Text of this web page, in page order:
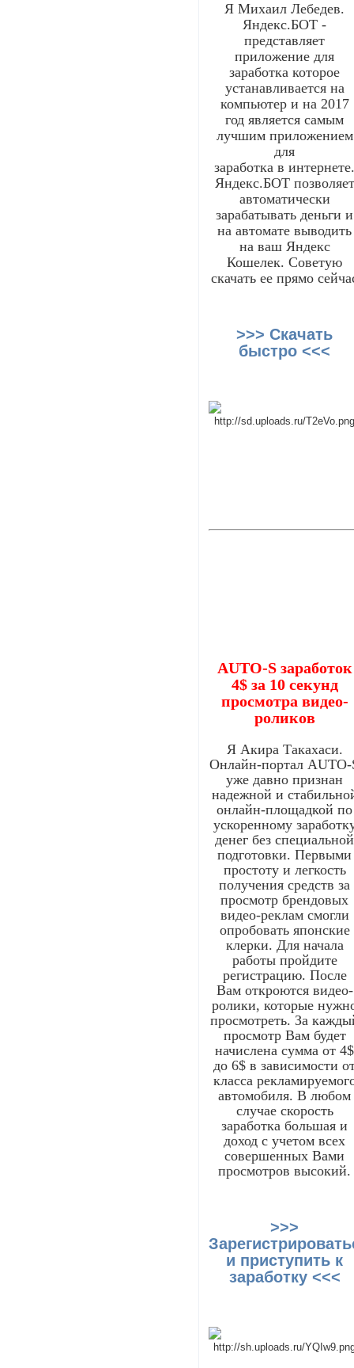
Я Михаил Лебедев.
Яндекс.БОТ -
представляет
приложение для
заработка которое
устанавливается на
компьютер и на 2017
год является самым
лучшим приложением
для
заработка в
Яндекс.БОТ позволяет
автоматически
зарабатывать деньги и
на автомате выводить
на ваш Яндекс
Кошелек. Советую
скачать ее прямо
>>> Скачать
быстро <<<
AUTO-S заработок
4$ за 10 секунд
просмотра видео-
роликов
Я Акира Такахаси.
Онлайн-портал AUTO-
уже давно признан
надежной и
онлайн-площадкой по
ускоренному
денег без специальной
подготовки. Первыми
простоту и легкость
получения средств за
просмотр брендовых
видео-реклам смогли
опробовать японские
клерки. Для начала
работы пройдите
регистрацию. После
Вам откроются видео-
ролики, которые
просмотреть. За
просмотр Вам будет
начислена сумма от 4$
до 6$ в зависимости
класса
автомобиля. В любом
случае скорость
заработка большая и
доход с учетом всех
совершенных Вами
просмотров высокий.
>>>
и приступить к
заработку <<<